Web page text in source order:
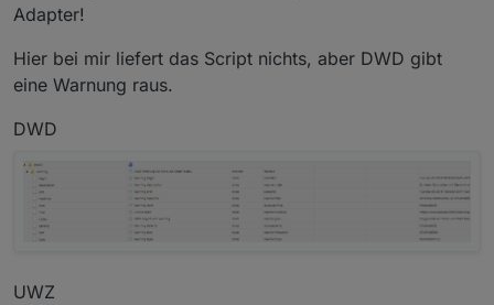
Adapter!
Hier bei mir liefert das Script nichts, aber DWD gibt
eine Warnung raus.
DWD
UWZ